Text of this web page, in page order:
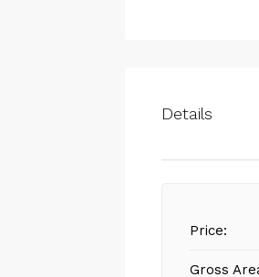
Details
Price:
Gross